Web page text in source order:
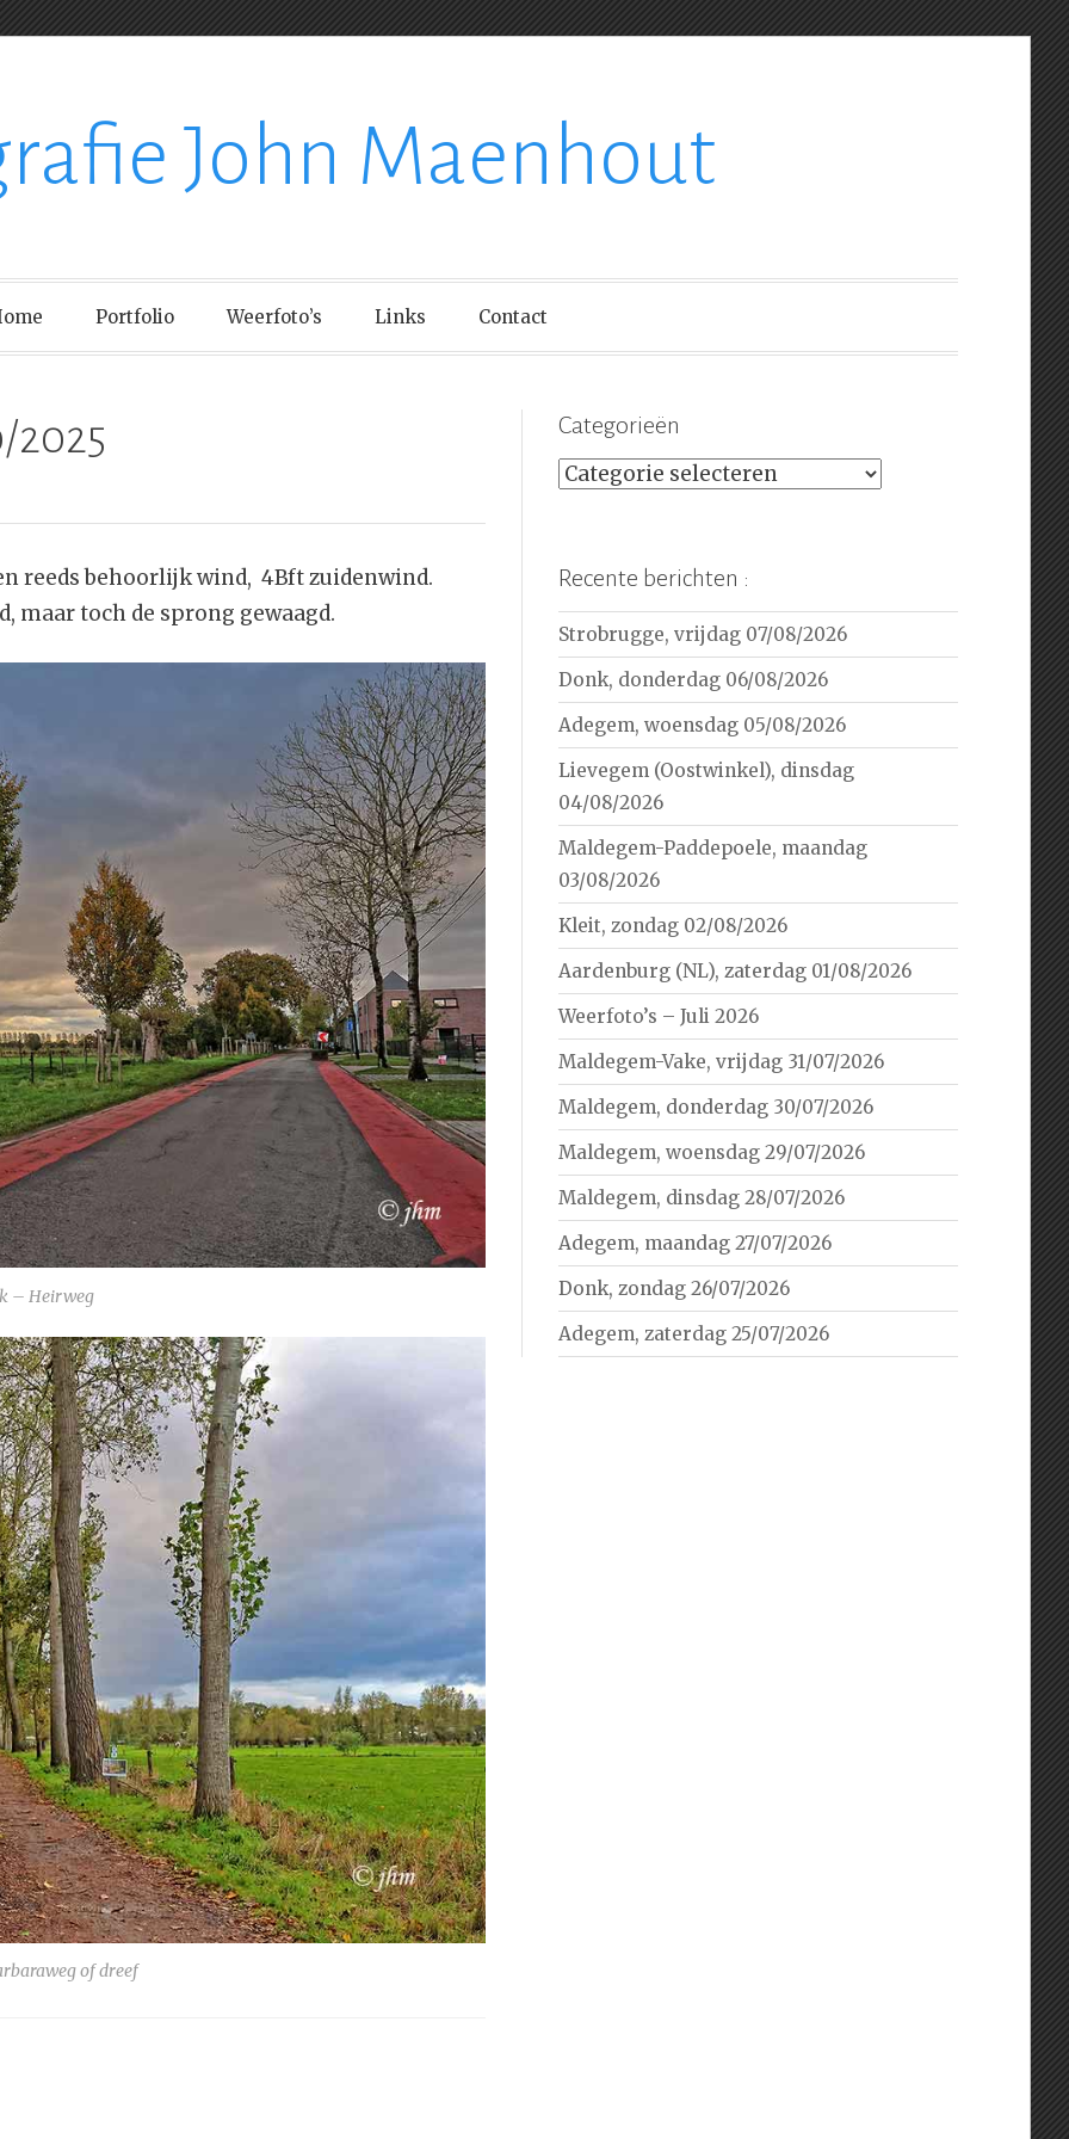
John Maenhout
Portfolio Weerfoto’s Links Contact
2025
reeds behoorlijk wind, 4Bft zuidenwind.
maar toch de sprong gewaagd.
– Heirweg
of dreef
Categorieën
Categorieën
Recente berichten :
Strobrugge, vrijdag 07/08/2026
Donk, donderdag 06/08/2026
Adegem, woensdag 05/08/2026
Lievegem (Oostwinkel), dinsdag
04/08/2026
Maldegem-Paddepoele, maandag
03/08/2026
Kleit, zondag 02/08/2026
Aardenburg (NL), zaterdag 01/08/2026
Weerfoto’s – Juli 2026
Maldegem-Vake, vrijdag 31/07/2026
Maldegem, donderdag 30/07/2026
Maldegem, woensdag 29/07/2026
Maldegem, dinsdag 28/07/2026
Adegem, maandag 27/07/2026
Donk, zondag 26/07/2026
Adegem, zaterdag 25/07/2026